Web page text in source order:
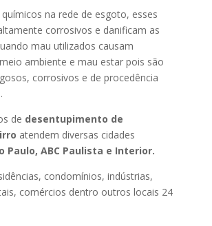
na rede de esgoto, esses
corrosivos e danificam as
mau utilizados causam
ambiente e mau estar pois são
corrosivos e de procedência
de desentupimento de
atendem diversas cidades
Paulo, ABC Paulista e Interior.
condomínios, indústrias,
comércios dentro outros locais 24